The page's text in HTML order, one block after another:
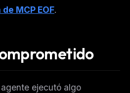
MCP EOF.
ejecutó algo